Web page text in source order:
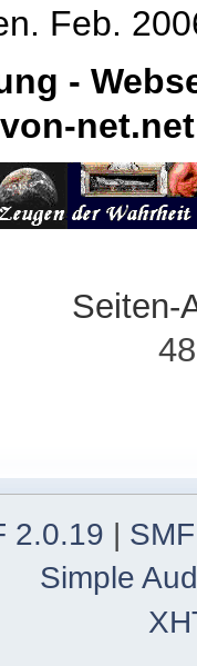
Feb.
-
von-net.net
Seiten-
2.0.19
Simple